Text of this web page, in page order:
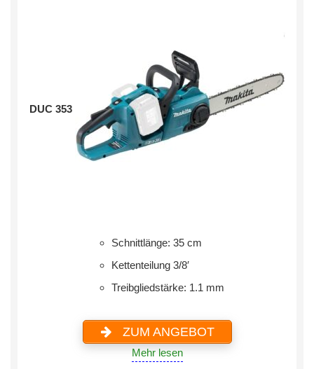
DUC 353
Schnittlänge: 35 cm
Kettenteilung 3/8′
Treibgliedstärke: 1.1 mm
ZUM ANGEBOT
Mehr lesen